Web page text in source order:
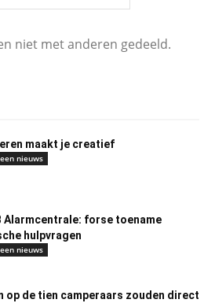
niet met anderen gedeeld.
maakt je creatief
nieuws
Alarmcentrale: forse toename
hulpvragen
nieuws
op de tien camperaars zouden direct